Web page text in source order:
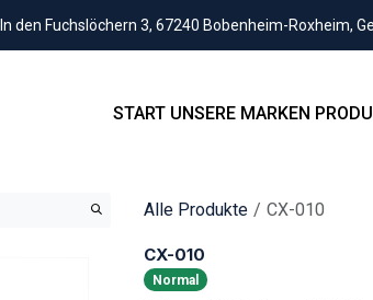
In den Fuchslöchern 3, 67240 Bobenheim-Roxheim,
START UNSERE MARKEN
Alle Produkte CX-010
CX-010
Normal